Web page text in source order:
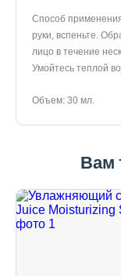
Способ
руки, вспеньте.
лицо в течение
Умойтесь теплой
Объем: 30 мл.
Вам